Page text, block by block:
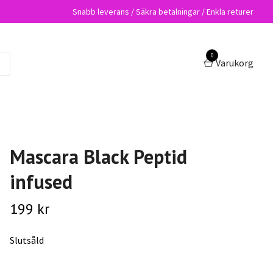
Snabb leverans / Säkra betalningar / Enkla returer
0
Varukorg
Mascara Black Peptid
infused
199 kr
Slutsåld